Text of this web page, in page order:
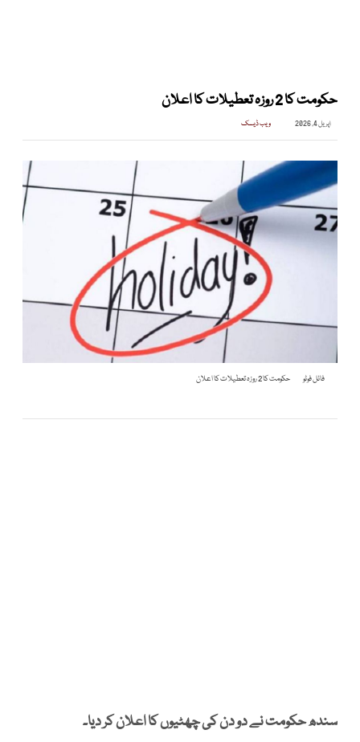
حکومت کا 2 روزہ تعطیلات کا اعلان
اپریل 4, 2026 ویب ڈیسک
فائل فوٹو حکومت کا 2 روزہ تعطیلات کا اعلان
سندھ حکومت نے دو دن کی چھٹیوں کا اعلان کر دیا۔